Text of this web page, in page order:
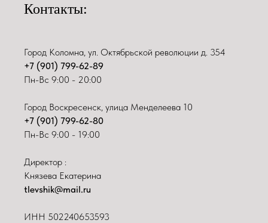
Контакты:
Город Коломна, ул. Октябрьской революции д. 354
+7 (901) 799-62-89
Пн-Вс 9:00 - 20:00
Город Воскресенск, улица Менделеева 10
+7 (901) 799-62-80
Пн-Вс 9:00 - 19:00
Директор :
Князева Екатерина
tlevshik@mail.ru
ИНН 502240653593